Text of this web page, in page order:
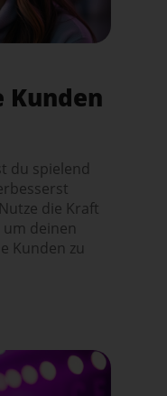
Kunden
du spielend
die Kraft
deinen
Kunden zu